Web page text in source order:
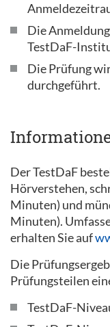
Die
TestDaF-
Die Prüfung
durchgeführt.
Der TestDaF
Hörverstehen,
Minuten) und
Minuten).
erhalten Sie auf
Die
Prüfungsteilen
TestDaF-